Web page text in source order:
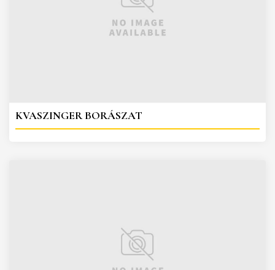
KVASZINGER BORÁSZAT